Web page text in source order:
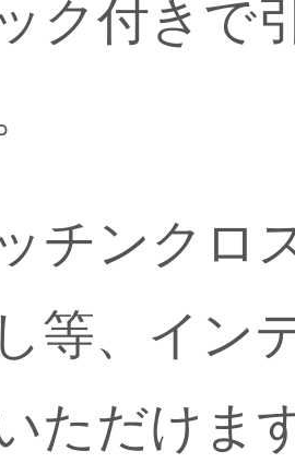
ク付きで
チンクロ
等、イン
ただけま